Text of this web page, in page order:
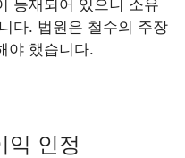
등재되어 있으니 소유
다. 법원은 철수의 주장
야 했습니다.
익 인정